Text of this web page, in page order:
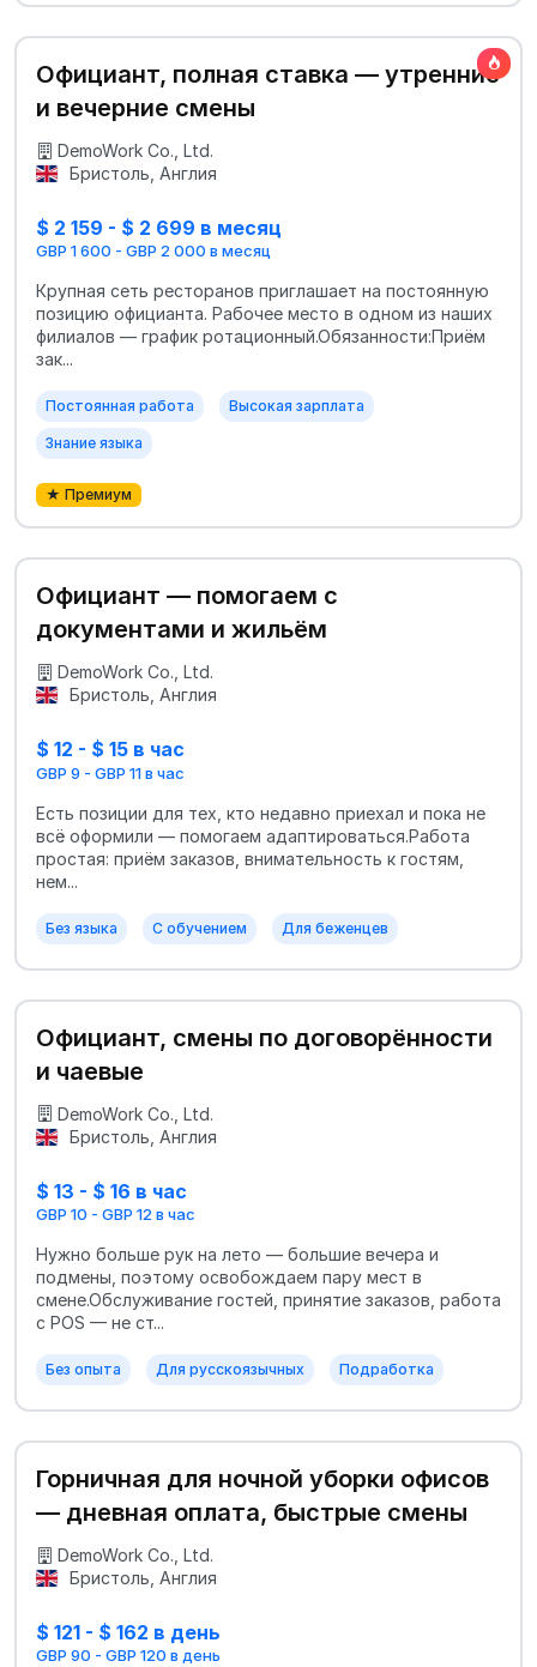
Официант, полная ставка — утренние
и вечерние смены
DemoWork Co., Ltd.
Бристоль, Англия
$ 2 159 - $ 2 699 в месяц
GBP 1 600 - GBP 2 000 в месяц
Крупная сеть ресторанов приглашает на постоянную
позицию официанта. Рабочее место в одном из наших
филиалов — график ротационный.Обязанности:Приём
зак...
Постоянная работа Высокая зарплата
Знание языка
★ Премиум
Официант — помогаем с
документами и жильём
DemoWork Co., Ltd.
Бристоль, Англия
$ 12 - $ 15 в час
GBP 9 - GBP 11 в час
Есть позиции для тех, кто недавно приехал и пока не
всё оформили — помогаем адаптироваться.Работа
простая: приём заказов, внимательность к гостям,
нем...
Без языка С обучением Для беженцев
Официант, смены по договорённости
и чаевые
DemoWork Co., Ltd.
Бристоль, Англия
$ 13 - $ 16 в час
GBP 10 - GBP 12 в час
Нужно больше рук на лето — большие вечера и
подмены, поэтому освобождаем пару мест в
смене.Обслуживание гостей, принятие заказов, работа
с POS — не ст...
Без опыта Для русскоязычных Подработка
Горничная для ночной уборки офисов
— дневная оплата, быстрые смены
DemoWork Co., Ltd.
Бристоль, Англия
$ 121 - $ 162 в день
GBP 90 - GBP 120 в день